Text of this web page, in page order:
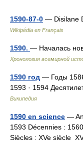
1590-87-0 — Disilane
Wikipédia en Français
1590. — Началась
Хронология всемирной
1590 год — Годы 1586
1593 · 1594
Википедия
1590 en science —
1593 Décennies :
Siècles : XVe siècle